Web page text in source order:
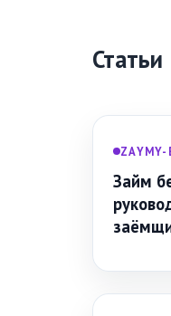
Статьи
ZAYMY-
Займ